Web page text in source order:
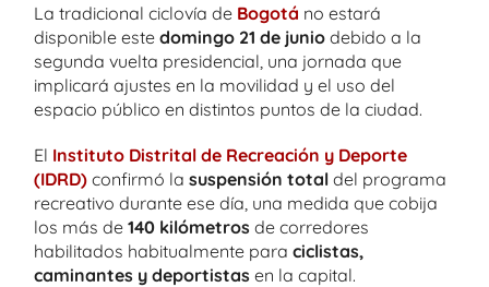
La tradicional ciclovía de Bogotá no estará
disponible este domingo 21 de junio debido a la
segunda vuelta presidencial, una jornada que
implicará ajustes en la movilidad y el uso del
espacio público en distintos puntos de la ciudad.
El Instituto Distrital de Recreación y Deporte
(IDRD) confirmó la suspensión total del programa
recreativo durante ese día, una medida que cobija
los más de 140 kilómetros de corredores
habilitados habitualmente para ciclistas,
caminantes y deportistas en la capital.